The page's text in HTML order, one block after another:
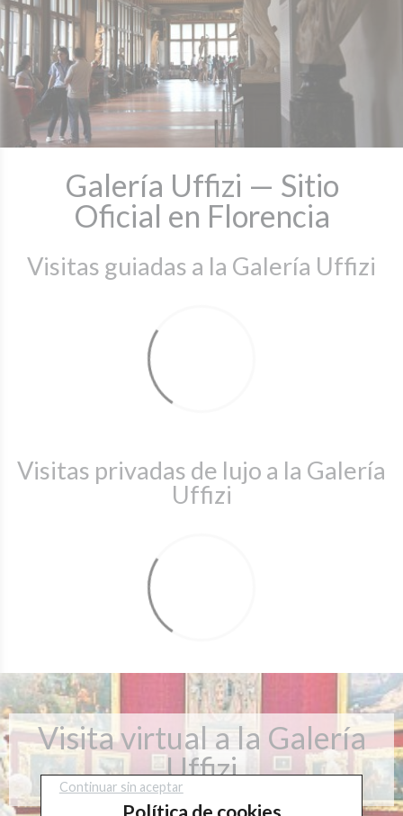
Galería Uffizi — Sitio
Oficial en Florencia
Visitas guiadas a la Galería Uffizi
Visitas privadas de lujo a la Galería
Uffizi
Visita virtual a la Galería
Uffizi
Continuar sin aceptar
Política de cookies